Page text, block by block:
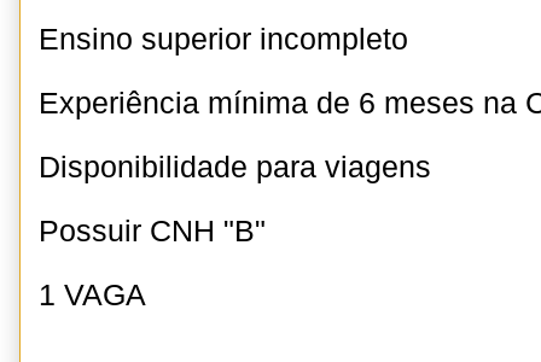
Ensino superior incompleto
Experiência mínima de 6 meses na
Disponibilidade para viagens
Possuir CNH "B"
1 VAGA